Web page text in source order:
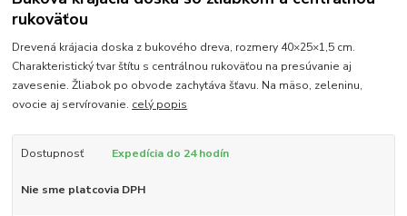
rukoväťou
Drevená krájacia doska z bukového dreva, rozmery 40×25×1,5 cm.
Charakteristický tvar štítu s centrálnou rukoväťou na presúvanie aj
zavesenie. Žliabok po obvode zachytáva šťavu. Na mäso, zeleninu,
ovocie aj servírovanie. celý popis
Dostupnosť Expedícia do 24 hodín
Nie sme platcovia DPH